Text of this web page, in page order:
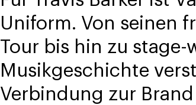
Uniform. Von seinen
Tour bis hin zu stage-
Musikgeschichte
Verbindung zur